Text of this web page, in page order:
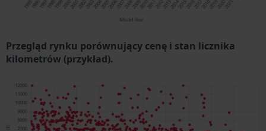
Przegląd rynku porównujący cenę i stan licznika
kilometrów (przykład).